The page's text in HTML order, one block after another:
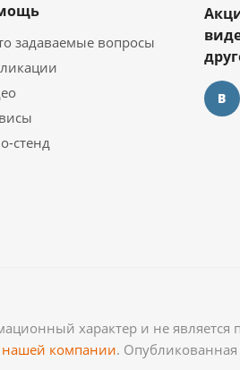
задаваемые вопросы
стенд
характер и не
компании.